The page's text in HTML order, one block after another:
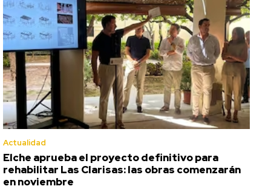
Actualidad
Elche aprueba el proyecto definitivo para
rehabilitar Las Clarisas: las obras comenzarán
en noviembre